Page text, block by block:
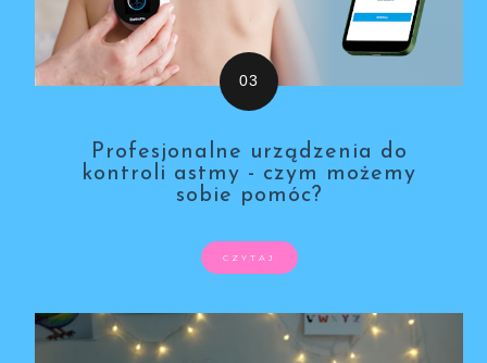
Profesjonalne urządzenia do
kontroli astmy - czym możemy
sobie pomóc?
CZYTAJ